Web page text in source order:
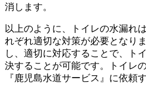
消します。
以上のように、トイレの水漏れ
れぞれ適切な対策が必要となり
し、適切に対応することで、ト
決することが可能です。トイレ
『鹿児島水道サービス』に依頼